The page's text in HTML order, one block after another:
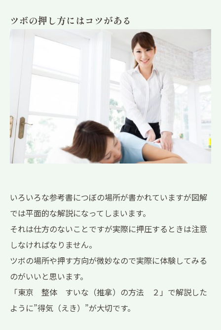
ツボの押し方にはコツがある
いろいろな参考書につぼの場所が書かれていますが図解
では平面的な解説になってしまいます。
それは仕方のないことですが実際に押圧するときは注意
しなければなりません。
ツボの場所や押す方向が微妙なので実際に体験してみる
のがいいと思います。
「東京 整体 すいな（推拿）の方法 ２」で解説した
ように”得気（えき）”が大切です。